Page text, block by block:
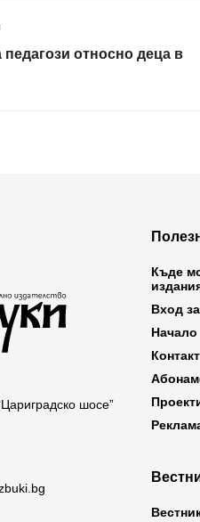
педагози относно деца в
шосе”
Къде
Вход
Начало
Контакт